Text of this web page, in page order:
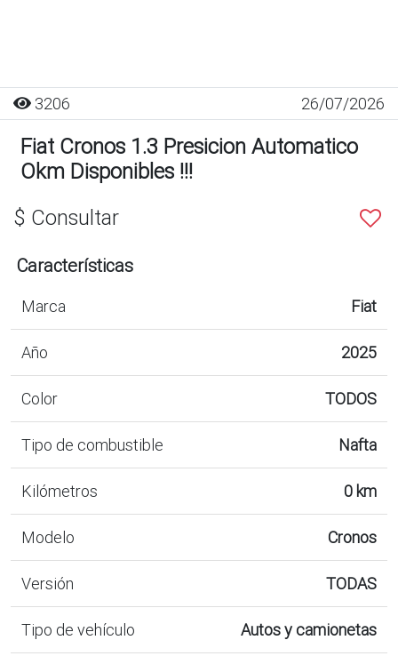
3206 26/07/2026
Fiat Cronos 1.3 Presicion Automatico
Okm Disponibles !!!
$ Consultar
Características
Marca Fiat
Año 2025
Color TODOS
Tipo de combustible Nafta
Kilómetros 0 km
Modelo Cronos
Versión TODAS
Tipo de vehículo Autos y camionetas